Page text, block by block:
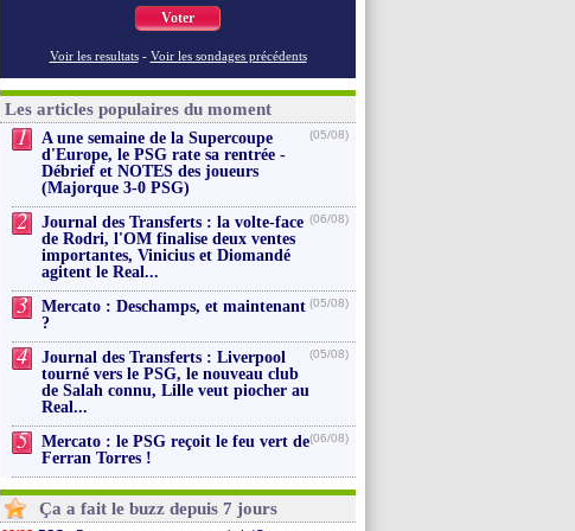
Voter
Voir les resultats - Voir les sondages précédents
Les articles populaires du moment
1
A une semaine de la Supercoupe
d'Europe, le PSG rate sa rentrée -
Débrief et NOTES des joueurs
(Majorque 3-0 PSG)
(05/08)
2
Journal des Transferts : la volte-face
de Rodri, l'OM finalise deux ventes
importantes, Vinicius et Diomandé
agitent le Real...
(06/08)
3
Mercato : Deschamps, et maintenant
?
(05/08)
4
Journal des Transferts : Liverpool
tourné vers le PSG, le nouveau club
de Salah connu, Lille veut piocher au
Real...
(05/08)
5
Mercato : le PSG reçoit le feu vert de
Ferran Torres !
(06/08)
Ça a fait le buzz depuis 7 jours